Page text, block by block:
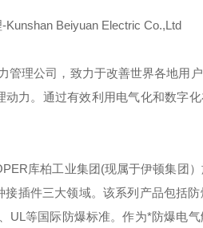
Kunshan Beiyuan Electric Co.,Ltd
管理公司，致力于改善世界各地用
动力。通过有效利用电气化和数字
库柏工业集团(现属于伊顿集团
接插件三大领域。该系列产品包括
UL 等国际防爆标准。作为*防爆电